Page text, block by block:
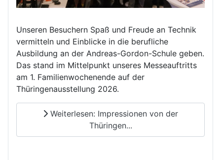
Unseren Besuchern Spaß und Freude an Technik
vermitteln und Einblicke in die berufliche
Ausbildung an der Andreas-Gordon-Schule geben.
Das stand im Mittelpunkt unseres Messeauftritts
am 1. Familienwochenende auf der
Thüringenausstellung 2026.
Weiterlesen: Impressionen von der
Thüringen...